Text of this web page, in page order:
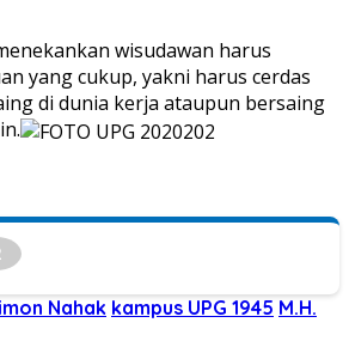
wisudawan harus
yang cukup, yakni harus cerdas
di dunia kerja ataupun bersaing
Nahak kampus UPG 1945 M.H.